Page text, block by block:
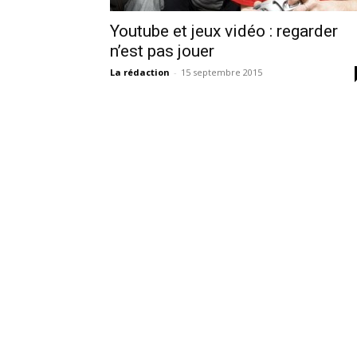
Youtube et jeux vidéo : regarder
n’est pas jouer
La rédaction - 15 septembre 2015